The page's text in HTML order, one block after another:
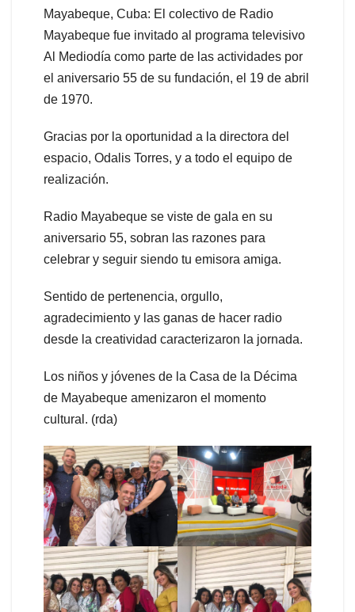
Mayabeque, Cuba: El colectivo de Radio
Mayabeque fue invitado al programa televisivo
Al Mediodía como parte de las actividades por
el aniversario 55 de su fundación, el 19 de abril
de 1970.
Gracias por la oportunidad a la directora del
espacio, Odalis Torres, y a todo el equipo de
realización.
Radio Mayabeque se viste de gala en su
aniversario 55, sobran las razones para
celebrar y seguir siendo tu emisora amiga.
Sentido de pertenencia, orgullo,
agradecimiento y las ganas de hacer radio
desde la creatividad caracterizaron la jornada.
Los niños y jóvenes de la Casa de la Décima
de Mayabeque amenizaron el momento
cultural. (rda)